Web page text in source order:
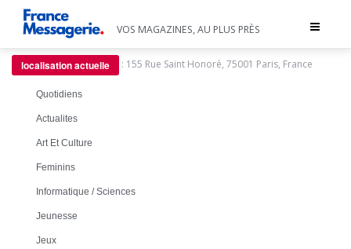
Toggle
VOS MAGAZINES, AU PLUS PRÈS
localisation actuelle : 155 Rue Saint Honoré, 75001 Paris, France
Quotidiens
Actualites
Art Et Culture
Feminins
Informatique / Sciences
Jeunesse
Jeux